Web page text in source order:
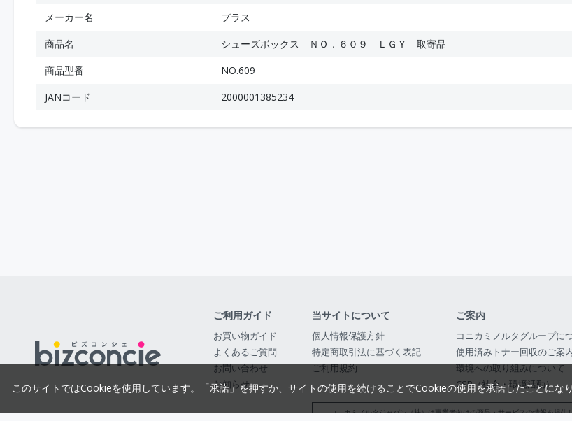
メーカー名
プラス
商品名
シューズボックス ＮＯ．６０９ ＬＧＹ 取寄品
商品型番
NO.609
JANコード
2000001385234
ご利用ガイド
お買い物ガイド
よくあるご質問
お問い合わせ
お知らせ
当サイトについて
個人情報保護方針
特定商取引法に基づく表記
ご利用規約
ご案内
コニカミノルタグループに
使用済みトナー回収のご案
環境への取り組みについて
CSR（社会・環境活動）
コニカミノルタジャパン（株）は事業者向けの商品・サービスの情報を提供
このサイトではCookieを使用しています。「承諾」を押すか、サイトの使用を続けることでCookieの使用を承諾したことになり